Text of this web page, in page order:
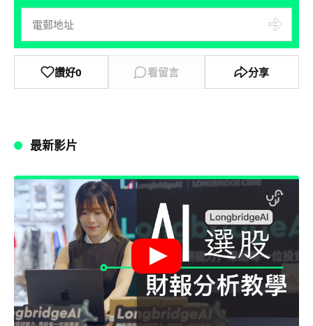
讚好0 看留言 分享
最新影片